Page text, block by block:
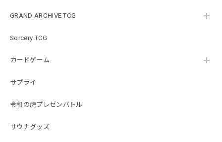
GRAND ARCHIVE TCG
Sorcery TCG
カードゲーム
サプライ
令和の虎プレゼンバトル
サウナグッズ